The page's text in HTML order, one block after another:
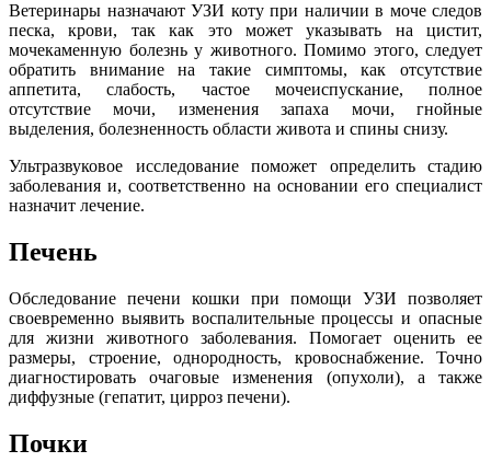
Ветеринары назначают УЗИ коту при наличии в моче следов
песка, крови, так как это может указывать на цистит,
мочекаменную болезнь у животного. Помимо этого, следует
обратить внимание на такие симптомы, как отсутствие
аппетита, слабость, частое мочеиспускание, полное
отсутствие мочи, изменения запаха мочи, гнойные
выделения, болезненность области живота и спины снизу.
Ультразвуковое исследование поможет определить стадию
заболевания и, соответственно на основании его специалист
назначит лечение.
Печень
Обследование печени кошки при помощи УЗИ позволяет
своевременно выявить воспалительные процессы и опасные
для жизни животного заболевания. Помогает оценить ее
размеры, строение, однородность, кровоснабжение. Точно
диагностировать очаговые изменения (опухоли), а также
диффузные (гепатит, цирроз печени).
Почки